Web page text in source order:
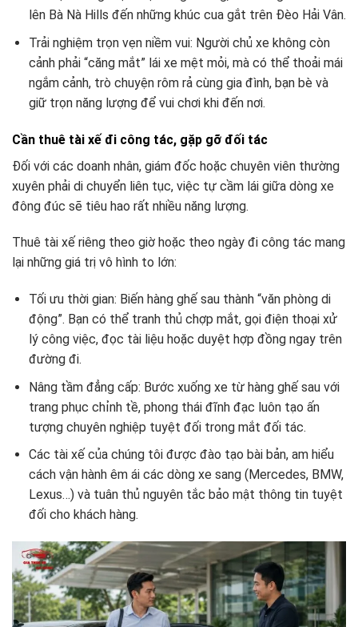
lên Bà Nà Hills đến những khúc cua gắt trên Đèo Hải Vân.
Trải nghiệm trọn vẹn niềm vui: Người chủ xe không còn
cảnh phải “căng mắt” lái xe mệt mỏi, mà có thể thoải mái
ngắm cảnh, trò chuyện rôm rả cùng gia đình, bạn bè và
giữ trọn năng lượng để vui chơi khi đến nơi.
Cần thuê tài xế đi công tác, gặp gỡ đối tác
Đối với các doanh nhân, giám đốc hoặc chuyên viên thường
xuyên phải di chuyển liên tục, việc tự cầm lái giữa dòng xe
đông đúc sẽ tiêu hao rất nhiều năng lượng.
Thuê tài xế riêng theo giờ hoặc theo ngày đi công tác mang
lại những giá trị vô hình to lớn:
Tối ưu thời gian: Biến hàng ghế sau thành “văn phòng di
động”. Bạn có thể tranh thủ chợp mắt, gọi điện thoại xử
lý công việc, đọc tài liệu hoặc duyệt hợp đồng ngay trên
đường đi.
Nâng tầm đẳng cấp: Bước xuống xe từ hàng ghế sau với
trang phục chỉnh tề, phong thái đĩnh đạc luôn tạo ấn
tượng chuyên nghiệp tuyệt đối trong mắt đối tác.
Các tài xế của chúng tôi được đào tạo bài bản, am hiểu
cách vận hành êm ái các dòng xe sang (Mercedes, BMW,
Lexus…) và tuân thủ nguyên tắc bảo mật thông tin tuyệt
đối cho khách hàng.